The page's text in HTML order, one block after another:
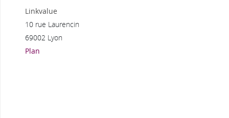
Linkvalue
10 rue Laurencin
69002 Lyon
Plan